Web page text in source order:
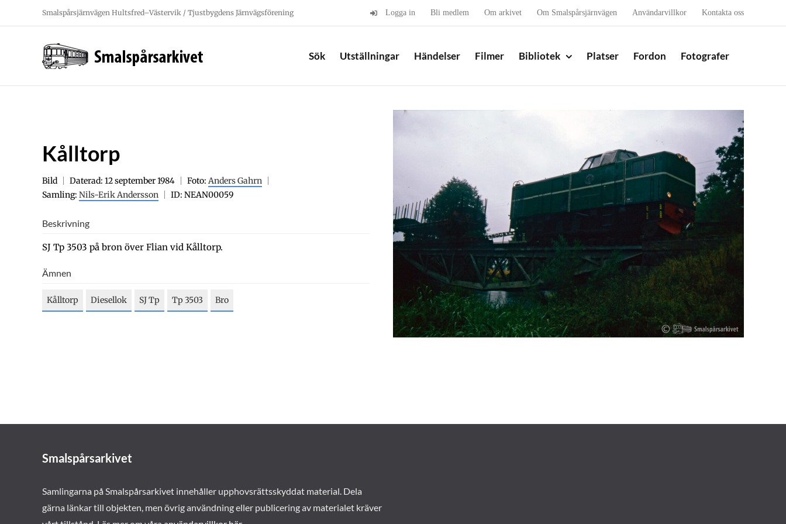
Smalspårsjärnvägen Hultsfred–Västervik / Tjustbygdens Järnvägsförening Logga in Bli medlem Om arkivet Om Smalspårsjärnvägen Användarvillkor Kontakta oss
Sök Utställningar Händelser Filmer Bibliotek Platser Fordon Fotografer
Kålltorp
Bild Daterad: 12 september 1984 Foto: Anders Gahrn
Samling: Nils-Erik Andersson ID: NEAN00059
Beskrivning
SJ Tp 3503 på bron över Flian vid Kålltorp.
Ämnen
Kålltorp Diesellok SJ Tp Tp 3503 Bro
Smalspårsarkivet
Samlingarna på Smalspårsarkivet innehåller upphovsrättsskyddat material. Dela
gärna länkar till objekten, men övrig användning eller publicering av materialet kräver